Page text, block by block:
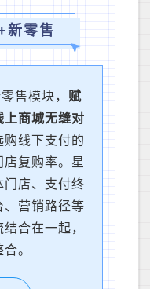
新零售
售模块， 赋
上商城无缝对
购线下支付的
复购率。星
门店、支付终
、营销路径等
合在一起，
。